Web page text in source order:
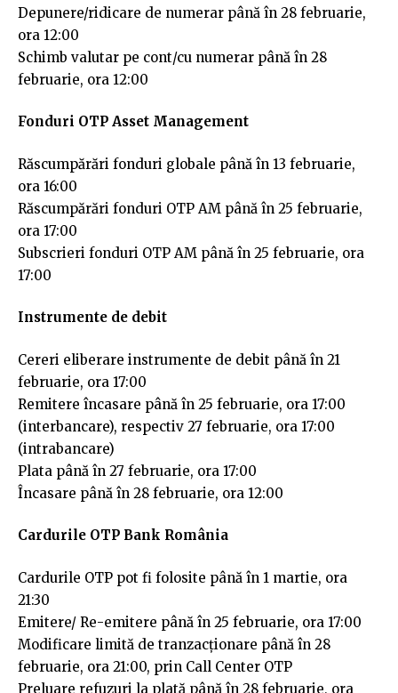
Depunere/ridicare de numerar până în 28 februarie,
ora 12:00
Schimb valutar pe cont/cu numerar până în 28
februarie, ora 12:00
Fonduri OTP Asset Management
Răscumpărări fonduri globale până în 13 februarie,
ora 16:00
Răscumpărări fonduri OTP AM până în 25 februarie,
ora 17:00
Subscrieri fonduri OTP AM până în 25 februarie, ora
17:00
Instrumente de debit
Cereri eliberare instrumente de debit până în 21
februarie, ora 17:00
Remitere încasare până în 25 februarie, ora 17:00
(interbancare), respectiv 27 februarie, ora 17:00
(intrabancare)
Plata până în 27 februarie, ora 17:00
Încasare până în 28 februarie, ora 12:00
Cardurile OTP Bank România
Cardurile OTP pot fi folosite până în 1 martie, ora
21:30
Emitere/ Re-emitere până în 25 februarie, ora 17:00
Modificare limită de tranzacționare până în 28
februarie, ora 21:00, prin Call Center OTP
Preluare refuzuri la plată până în 28 februarie, ora